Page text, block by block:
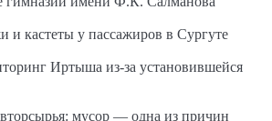
и кастеты у пассажиров в Сургуте
Иртыша из-за установившейся
мусор — одна из причин